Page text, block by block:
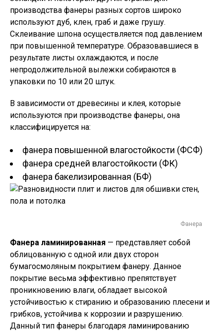
производства фанеры разных сортов широко
используют дуб, клен, граб и даже грушу.
Склеивание шпона осуществляется под давлением
при повышенной температуре. Образовавшиеся в
результате листы охлаждаются, и после
непродолжительной вылежки собираются в
упаковки по 10 или 20 штук.
В зависимости от древесины и клея, которые
используются при производстве фанеры, она
классифицируется на:
фанера повышенной влагостойкости (ФСФ)
фанера средней влагостойкости (ФК)
фанера бакелизированная (БФ)
Фанера
Фанера ламинированная — представляет собой
облицованную с одной или двух сторон
бумагосмоляным покрытием фанеру. Данное
покрытие весьма эффективно препятствует
проникновению влаги, обладает высокой
устойчивостью к стиранию и образованию плесени и
грибков, устойчива к коррозии и разрушению.
Данный тип фанеры благодаря ламинированию